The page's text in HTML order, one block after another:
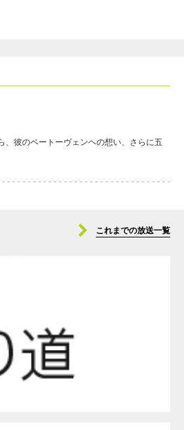
彼のベートーヴェンヘの想い、さらに五
これまでの放送一覧